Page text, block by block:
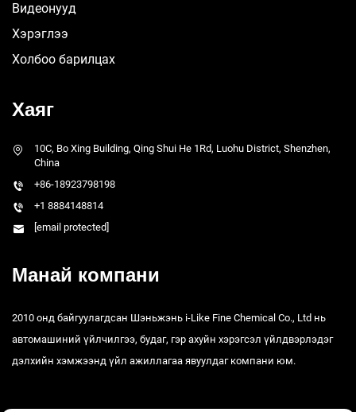
Видеонууд
Хэрэглээ
Холбоо барилцах
Хаяг
10C, Bo Xing Building, Qing Shui He 1Rd, Luohu District, Shenzhen,
China
+86-18923798198
+1 8884148814
[email protected]
Манай компани
2010 онд байгуулагдсан Шэньжэнь i-Like Fine Chemical Co., Ltd нь
автомашиний үйлчилгээ, будаг, гэр ахуйн хэрэгсэл үйлдвэрлэдэг
дэлхийн хэмжээнд үйл ажиллагаа явуулдаг компани юм.